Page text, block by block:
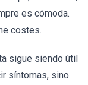
es cómoda.
costes.
sigue siendo útil
síntomas, sino